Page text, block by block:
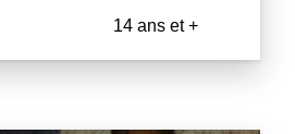
14 ans et +